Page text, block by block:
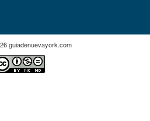
guiadenuevayork.com